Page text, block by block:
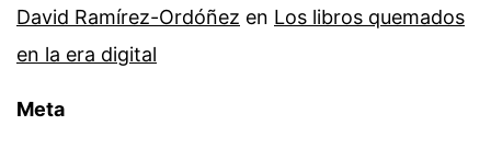
David Ramírez-Ordóñez en Los libros quemados
en la era digital
Meta